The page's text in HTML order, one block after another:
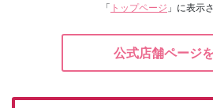
「 トップページ 」に表示
公式店舗ページ